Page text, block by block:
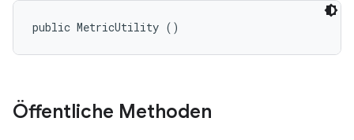
public MetricUtility ()
Öffentliche Methoden